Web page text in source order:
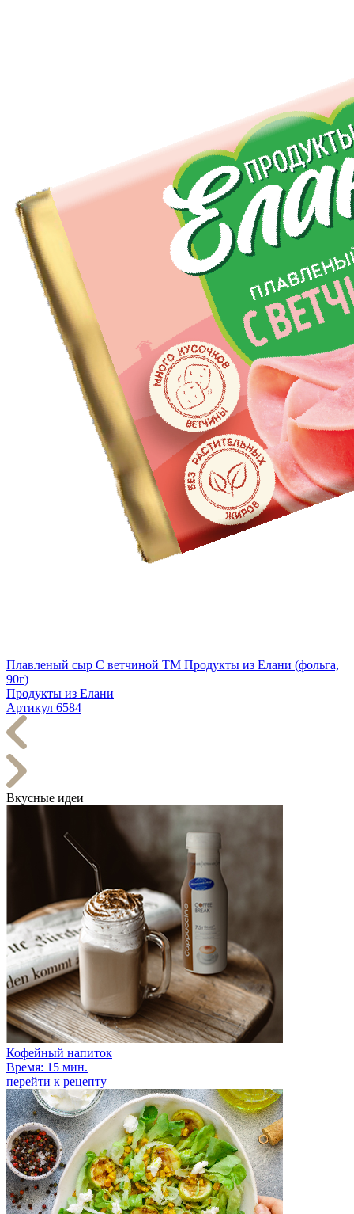
Плавленый сыр С ветчиной TM Продукты из Елани (фольга,
90г)
Продукты из Елани
Артикул 6584
Вкусные идеи
Кофейный напиток
Время: 15 мин.
перейти к рецепту